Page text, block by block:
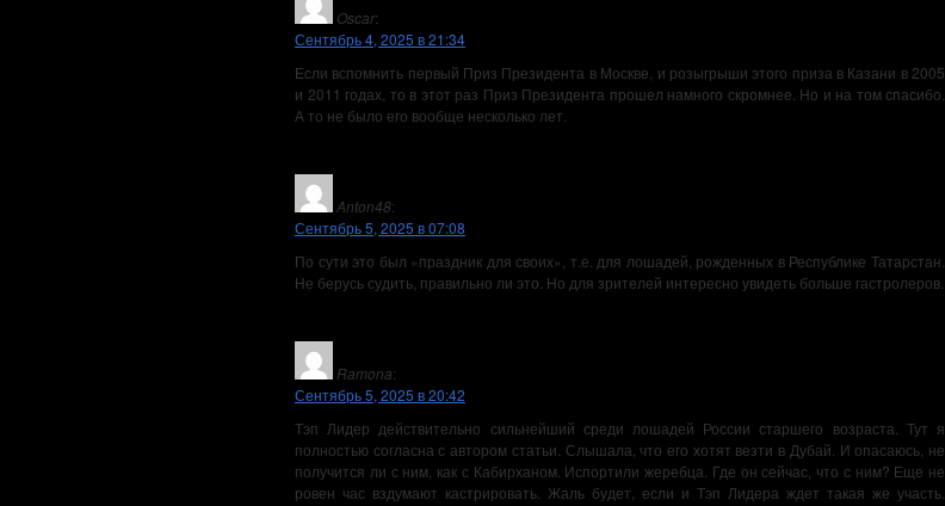
Oscar:
Сентябрь 4, 2025 в 21:34
Если вспомнить первый Приз Президента в Москве, и розыгрыши этого приза в Казани в 2005
и 2011 годах, то в этот раз Приз Президента прошел намного скромнее. Но и на том спасибо.
А то не было его вообще несколько лет.
Anton48:
Сентябрь 5, 2025 в 07:08
По сути это был «праздник для своих», т.е. для лошадей, рожденных в Республике Татарстан.
Не берусь судить, правильно ли это. Но для зрителей интересно увидеть больше гастролеров.
Ramona:
Сентябрь 5, 2025 в 20:42
Тэп Лидер действительно сильнейший среди лошадей России старшего возраста. Тут я
полностью согласна с автором статьи. Слышала, что его хотят везти в Дубай. И опасаюсь, не
получится ли с ним, как с Кабирханом. Испортили жеребца. Где он сейчас, что с ним? Еще не
ровен час вздумают кастрировать. Жаль будет, если и Тэп Лидера ждет такая же участь.